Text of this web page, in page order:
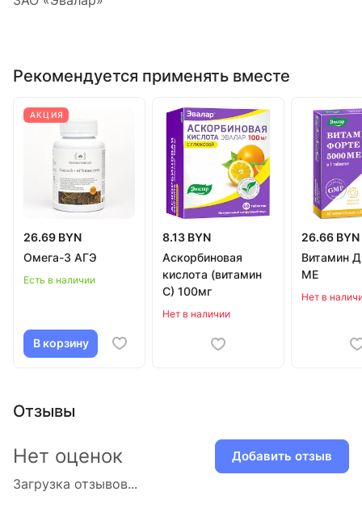
Рекомендуется применять вместе
АКЦИЯ
26.69 BYN
Омега-3 АГЭ
Есть в наличии
В корзину
8.13 BYN
Аскорбиновая
кислота (витамин
С) 100мг
Нет в наличии
26.66 BYN
Витамин
МЕ
Нет в
Отзывы
Загрузка отзывов...
Нет оценок Добавить отзыв